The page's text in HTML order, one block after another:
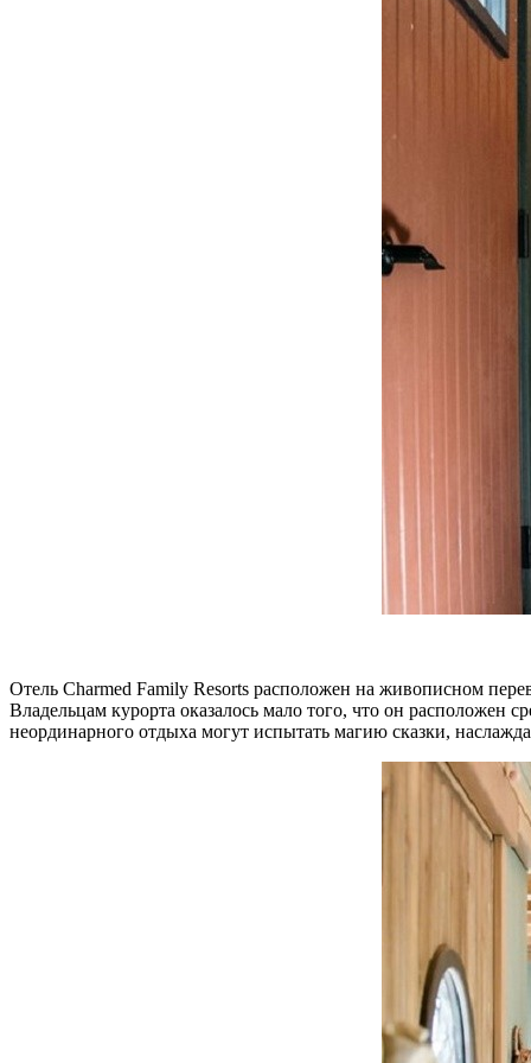
Отель Charmed Family Resorts расположен на живописном
Владельцам курорта оказалось мало того, что он
неординарного отдыха могут испытать магию сказки,